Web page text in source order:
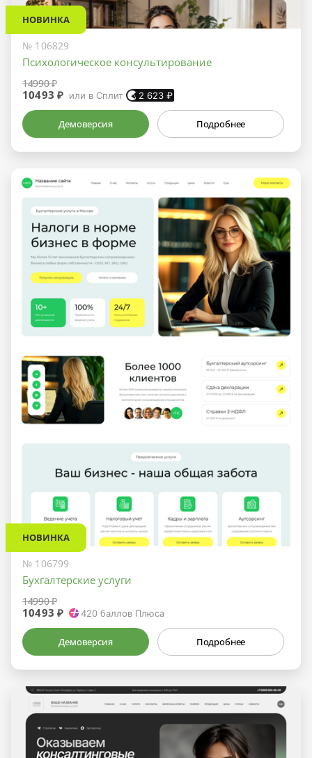
НОВИНКА
№ 106829
Психологическое консультирование
14990 ₽
10493 ₽ или в Сплит 2 623 ₽
Демоверсия Подробнее
НОВИНКА
№ 106799
Бухгалтерские услуги
14990 ₽
10493 ₽ 420 баллов Плюса
Демоверсия Подробнее